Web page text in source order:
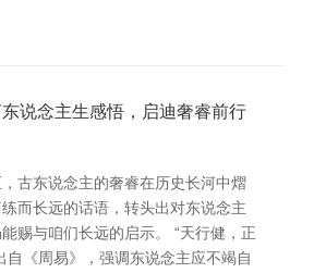
说念主生感悟，启迪奢睿前行
古东说念主的奢睿在历史长河中熠
而长远的话语，转头出对东说念主
赐与咱们长远的启示。 “天行健，正
自《周易》，强调东说念主应不竭自